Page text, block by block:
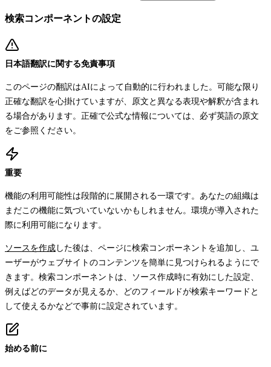
検索コンポーネントの設定
日本語翻訳に関する免責事項
このページの翻訳はAIによって自動的に行われました。可能な限り
正確な翻訳を心掛けていますが、原文と異なる表現や解釈が含まれ
る場合があります。正確で公式な情報については、必ず英語の原文
をご参照ください。
重要
機能の利用可能性は段階的に展開される一環です。あなたの組織は
まだこの機能に気づいていないかもしれません。環境が導入された
際に利用可能になります。
ソースを作成 した後は、ページに検索コンポーネントを追加し、ユ
ーザーがウェブサイトのコンテンツを簡単に見つけられるようにで
きます。検索コンポーネントは、ソース作成時に有効にした設定、
例えばどのデータが見えるか、どのフィールドが検索キーワードと
して使えるかなどで事前に設定されています。
始める前に